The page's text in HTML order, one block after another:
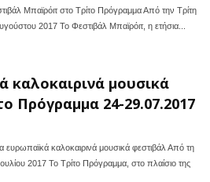
Μπαϊρόιτ στο Τρίτο Πρόγραμμα Από την Τρίτη
2017 Το Φεστιβάλ Μπαϊρόιτ, η ετήσια...
καλοκαιρινά μουσικά
Πρόγραμμα 24-29.07.2017
καλοκαιρινά μουσικά φεστιβάλ Από τη
2017 Το Τρίτο Πρόγραμμα, στο πλαίσιο της